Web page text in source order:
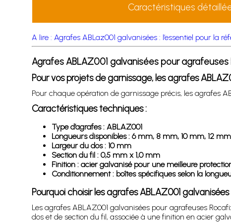
Caractéristiques
A lire : Agrafes ABLaz001 galvanisées : l’essentiel pour la
Agrafes ABLAZ001 galvanisées pour agrafeuses
Pour vos projets de garnissage, les agrafes
Pour chaque opération de garnissage précis, les agrafes
Caractéristiques techniques :
Type d’agrafes : ABLAZ001
Longueurs disponibles : 6 mm, 8 mm, 10 mm, 12 mm
Largeur du dos : 10 mm
Section du fil : 0,5 mm x 1,0 mm
Finition : acier galvanisé pour une meilleure
Conditionnement : boîtes spécifiques selon la
Pourquoi choisir les agrafes ABLAZ001
Les agrafes ABLAZ001 galvanisées pour agrafeuses
dos et de section du fil, associée à une finition en acier